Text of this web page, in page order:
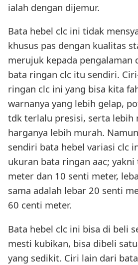
ialah dengan dijemur.
Bata hebel clc ini tidak
khusus pas dengan kualitas
merujuk kepada pengalaman
bata ringan clc itu sendiri.
ringan clc ini yang bisa kita
warnanya yang lebih gelap,
tdk terlalu presisi, serta lebih
harganya lebih murah.
sendiri bata hebel variasi clc
ukuran bata ringan aac;
meter dan 10 senti meter,
sama adalah lebar 20 senti
60 centi meter.
Bata hebel clc ini bisa di beli
mesti kubikan, bisa dibeli
yang sedikit. Ciri lain dari